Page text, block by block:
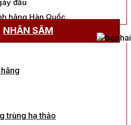
đầu
hãng Hàn Quốc
NHÂN SÂM
trùng hạ thảo